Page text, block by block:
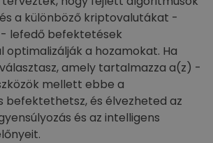
a különböző kriptovalutákat -
lefedő befektetések
optimalizálják a hozamokat. Ha
amely tartalmazza a(z) -
mellett ebbe a
befektethetsz, és élvezheted az
és az intelligens